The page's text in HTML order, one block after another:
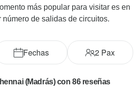
más popular para visitar es en
número de salidas de circuitos.
Fechas 2 Pax
(Madrás) con 86 reseñas